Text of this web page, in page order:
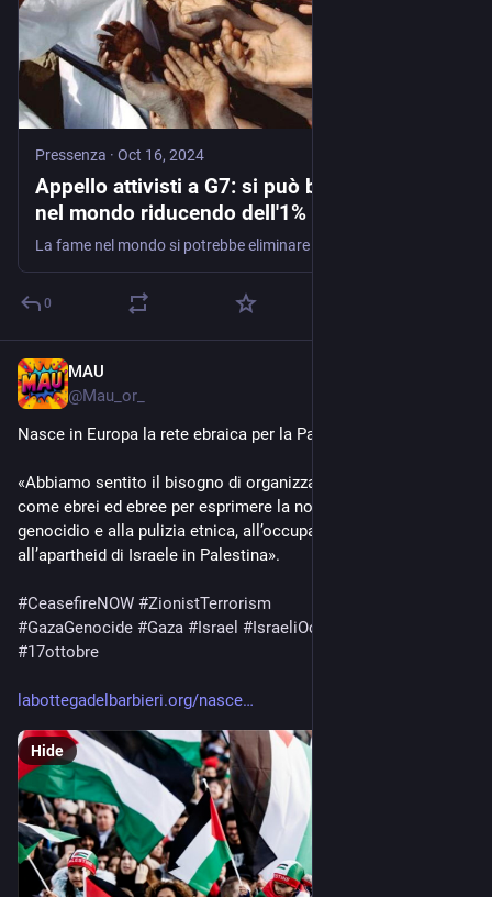
Pressenza · Oct 16, 2024
Appello attivisti a G7: si può battere la fame
nel mondo riducendo dell'1% la spesa
militare
0
MAU
@Mau_or_
Nasce in Europa la rete ebraica per la Palestina.
«Abbiamo sentito il bisogno di organizzarci collettivamente
come ebrei ed ebree per esprimere la nostra opposizione al
genocidio e alla pulizia etnica, all’occupazione coloniale e
all’apartheid di Israele in Palestina».
#CeasefireNOW #ZionistTerrorism
#GazaGenocide #Gaza #Israel #IsraeliOccupation
#17ottobre
labottegadelbarbieri.org/nasce
Hide